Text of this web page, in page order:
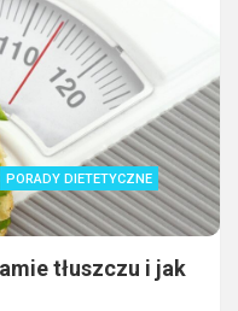
PORADY DIETETYCZNE
tłuszczu i jak